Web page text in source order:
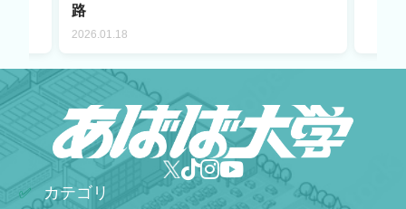
路
2026.01.18
✅ カテゴリ